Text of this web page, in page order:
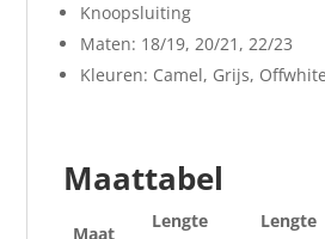
Knoopsluiting
Maten: 18/19, 20/21, 22/23
Kleuren: Camel, Grijs,
Maattabel
Maat
Lengte
Lengte